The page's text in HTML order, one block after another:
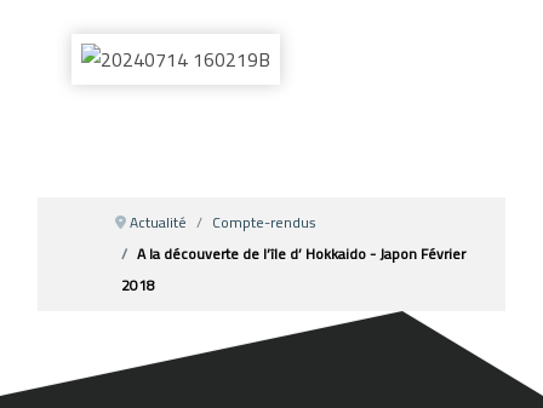
Actualité
Compte-rendus
A la découverte de l’île d’ Hokkaido - Japon Février
2018